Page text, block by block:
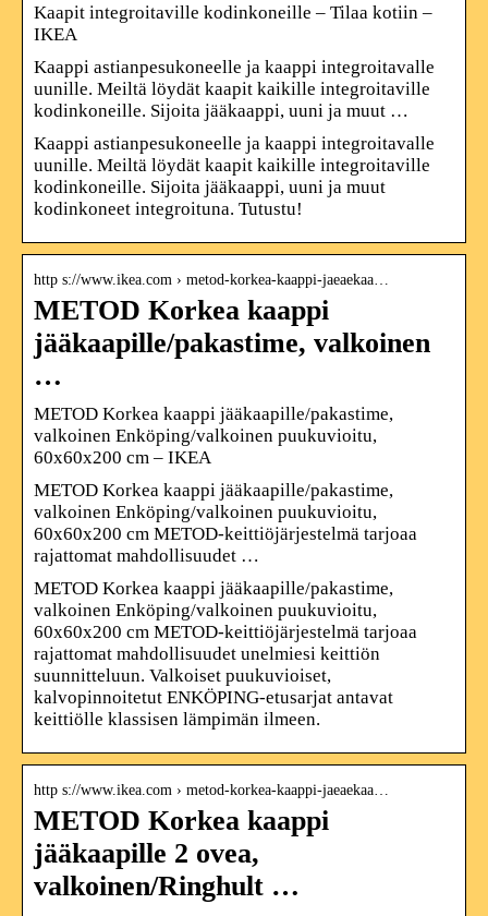
Kaapit integroitaville kodinkoneille – Tilaa kotiin –
IKEA
Kaappi astianpesukoneelle ja kaappi integroitavalle
uunille. Meiltä löydät kaapit kaikille integroitaville
kodinkoneille. Sijoita jääkaappi, uuni ja muut …
Kaappi astianpesukoneelle ja kaappi integroitavalle
uunille. Meiltä löydät kaapit kaikille integroitaville
kodinkoneille. Sijoita jääkaappi, uuni ja muut
kodinkoneet integroituna. Tutustu!
http s://www.ikea.com › metod-korkea-kaappi-jaeaekaa…
METOD Korkea kaappi
jääkaapille/pakastime, valkoinen
…
METOD Korkea kaappi jääkaapille/pakastime,
valkoinen Enköping/valkoinen puukuvioitu,
60x60x200 cm – IKEA
METOD Korkea kaappi jääkaapille/pakastime,
valkoinen Enköping/valkoinen puukuvioitu,
60x60x200 cm METOD-keittiöjärjestelmä tarjoaa
rajattomat mahdollisuudet …
METOD Korkea kaappi jääkaapille/pakastime,
valkoinen Enköping/valkoinen puukuvioitu,
60x60x200 cm METOD-keittiöjärjestelmä tarjoaa
rajattomat mahdollisuudet unelmiesi keittiön
suunnitteluun. Valkoiset puukuvioiset,
kalvopinnoitetut ENKÖPING-etusarjat antavat
keittiölle klassisen lämpimän ilmeen.
http s://www.ikea.com › metod-korkea-kaappi-jaeaekaa…
METOD Korkea kaappi
jääkaapille 2 ovea,
valkoinen/Ringhult …